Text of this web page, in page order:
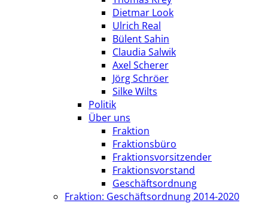
Dietmar Look
Ulrich Real
Bülent Sahin
Claudia Salwik
Axel Scherer
Jörg Schröer
Silke Wilts
Politik
Über uns
Fraktion
Fraktionsbüro
Fraktionsvorsitzender
Fraktionsvorstand
Geschäftsordnung
Fraktion: Geschäftsordnung 2014-2020